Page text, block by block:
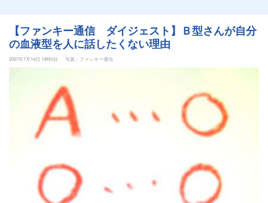
【ファンキー通信 ダイジェスト】Ｂ型さんが自分
の血液型を人に話したくない理由
2007年7月14日 14時0分 写真：ファンキー通信